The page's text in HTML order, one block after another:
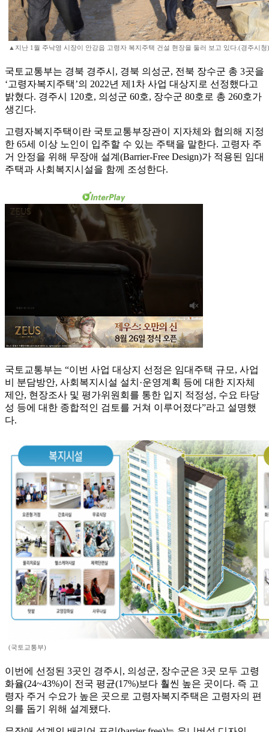
▲지난 1월 주낙영 시장이 안강읍 고령자 복지주택 건설 현장을 둘러 보고 있다.(경주시청)
국토교통부는 경북 경주시, 경북 의성군, 전북 장수군 총 3곳을
‘고령자복지주택’의 2022년 제1차 사업 대상지로 선정했다고
밝혔다. 경주시 120호, 의성군 60호, 장수군 80호로 총 260호가
생긴다.
고령자복지주택이란 국토교통부장관이 지자체와 협의해 지정
한 65세 이상 노인이 입주할 수 있는 주택을 말한다. 고령자 주
거 안정을 위해 무장애 설계(Barrier-Free Design)가 적용된 임대
주택과 사회복지시설을 함께 조성한다.
국토교통부는 “이번 사업 대상지 선정은 임대주택 규모, 사업
비 분담방안, 사회복지시설 설치·운영계획 등에 대한 지자체
제안, 현장조사 및 평가위원회를 통한 입지 적정성, 수요 타당
성 등에 대한 종합적인 검토를 거쳐 이루어졌다”라고 설명했
다.
(국토교통부)
이번에 선정된 3곳인 경주시, 의성군, 장수군은 3곳 모두 고령
화율(24~43%)이 전국 평균(17%)보다 훨씬 높은 곳이다. 즉 고
령자 주거 수요가 높은 곳으로 고령자복지주택은 고령자의 편
의를 돕기 위해 설계됐다.